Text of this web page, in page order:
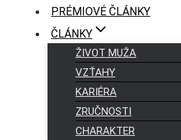
PRÉMIOVÉ ČLÁNKY
ČLÁNKY
ŽIVOT MUŽA
VZŤAHY
KARIÉRA
ZRUČNOSTI
CHARAKTER